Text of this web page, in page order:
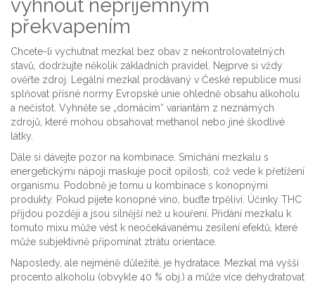
vyhnout nepříjemným
překvapením
Chcete-li vychutnat mezkal bez obav z nekontrolovatelných
stavů, dodržujte několik základních pravidel. Nejprve si vždy
ověřte zdroj. Legální mezkal prodávaný v České republice musí
splňovat přísné normy Evropské unie ohledně obsahu alkoholu
a nečistot. Vyhněte se „domácím“ variantám z neznámých
zdrojů, které mohou obsahovat methanol nebo jiné škodlivé
látky.
Dále si dávejte pozor na kombinace. Smíchání mezkalu s
energetickými nápoji maskuje pocit opilosti, což vede k přetížení
organismu. Podobně je tomu u kombinace s konopnými
produkty. Pokud pijete konopné víno, buďte trpěliví. Účinky THC
přijdou později a jsou silnější než u kouření. Přidání mezkalu k
tomuto mixu může vést k neočekávanému zesílení efektů, které
může subjektivně připomínat ztrátu orientace.
Naposledy, ale nejméně důležité, je hydratace. Mezkal má vyšší
procento alkoholu (obvykle 40 % obj.) a může více dehydratovat